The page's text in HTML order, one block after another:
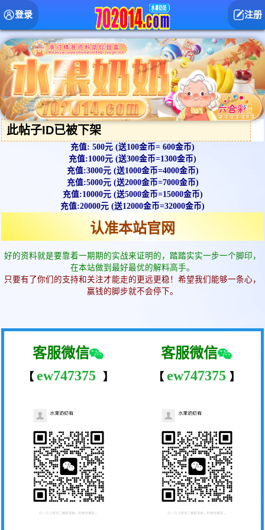
注册
登录
此帖子ID已被下架
充值: 500元 (送100金币= 600金币)
充值:1000元 (送300金币=1300金币)
充值:3000元 (送1000金币=4000金币)
充值:5000元 (送2000金币=7000金币)
充值:10000元 (送5000金币=15000金币)
充值:20000元 (送12000金币=32000金币)
认准本站官网
好的资料就是要靠着一期期的实战来证明的，踏踏实实一步一个脚印，
在本站做到最好最优的解料高手。
只要有了你们的支持和关注才能走的更远更稳！希望我们能够一条心，
赢钱的脚步就不会停下。
客服微信
【 ew747375 】
客服微信
【 ew747375 】